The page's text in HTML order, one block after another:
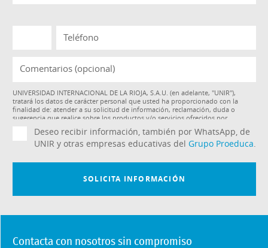
Contacta con nosotros sin compromiso